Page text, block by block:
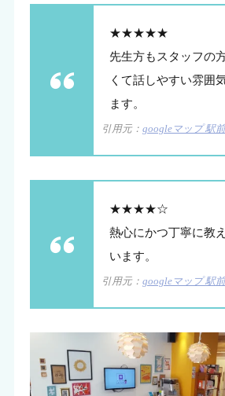
★★★★★
先生方もスタッフの
くて話しやすい雰囲
ます。
引用元：googleマップ 駅
★★★★☆
熱心にかつ丁寧に教
います。
引用元：googleマップ 駅